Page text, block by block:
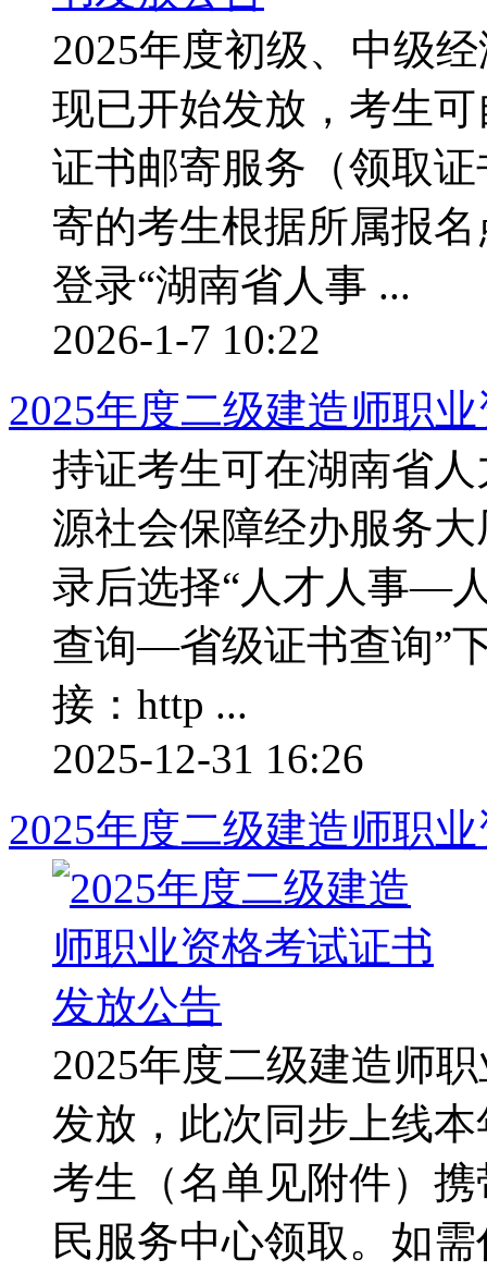
2025年度初级、中级
现已开始发放，考生
证书邮寄服务（领取
寄的考生根据所属报
登录“湖南省人事 ...
2026-1-7 10:22
2025年度二级建造师职
持证考生可在湖南省
源社会保障经办服务
录后选择“人才人事—
查询—省级证书查询”
接：http ...
2025-12-31 16:26
2025年度二级建造师职
2025年度二级建造师
发放，此次同步上线
考生（名单见附件）
民服务中心领取。如